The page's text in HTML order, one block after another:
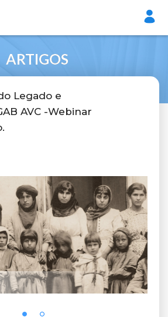
ARTIGOS
Legado e
AVC -Webinar